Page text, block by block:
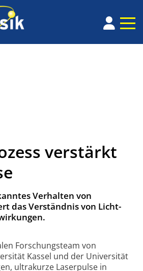
verstärkt
Verhalten von
das Verständnis von Licht-
Forschungsteam von
Kassel und der Univer­sität
ultra­kurze Laser­pulse in